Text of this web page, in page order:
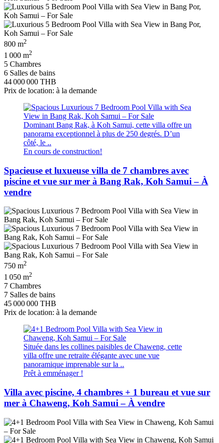
800 m2
1 000 m2
5 Chambres
6 Salles de bains
44 000 000 THB
Prix de location: à la demande
Dominant Bang Rak, à Koh Samui, cette villa offre un
panorama exceptionnel à plus de 250 degrés. D’un
côté, le ..
En cours de construction!
Spacieuse et luxueuse villa de 7 chambres avec
piscine et vue sur mer à Bang Rak, Koh Samui – À
vendre
750 m2
1 050 m2
7 Chambres
7 Salles de bains
45 000 000 THB
Prix de location: à la demande
Située dans les collines paisibles de Chaweng, cette
villa offre une retraite élégante avec une vue
panoramique imprenable sur la ..
Prêt à emménager !
Villa avec piscine, 4 chambres + 1 bureau et vue sur
mer à Chaweng, Koh Samui – À vendre